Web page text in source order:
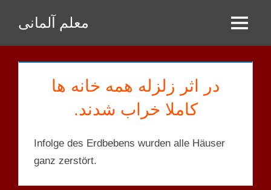
Inhalt
springen
معلم آلمانی Menu
در اثر زلزله همه خانه ها
کاملا خراب شدند.
Infolge des Erdbebens wurden alle Häuser
ganz zerstört.